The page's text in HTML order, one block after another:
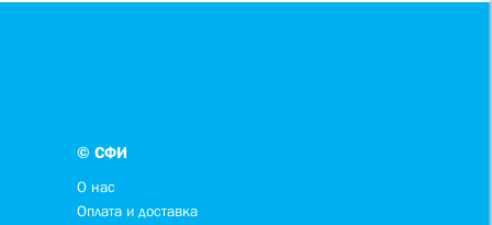
© СФИ
О нас
Оплата и доставка